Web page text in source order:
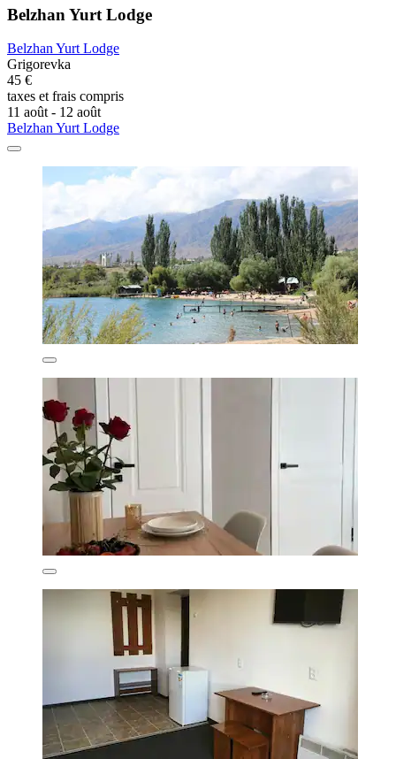
Belzhan Yurt Lodge
Belzhan Yurt Lodge
Grigorevka
45 €
taxes et frais compris
11 août - 12 août
Belzhan Yurt Lodge